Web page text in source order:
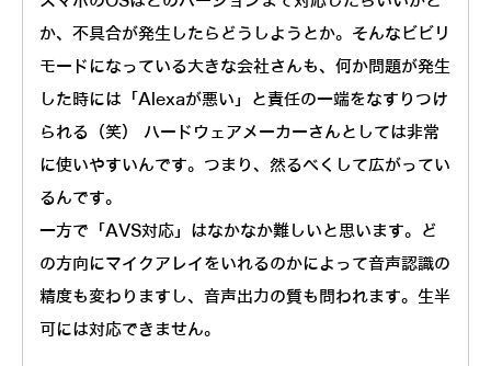
か、不具合が発生したらどうしようとか。そんなビビリ
モードになっている大きな会社さんも、何か問題が発生
した時には「Alexaが悪い」と責任の一端をなすりつけ
られる（笑） ハードウェアメーカーさんとしては非常
に使いやすいんです。つまり、然るべくして広がってい
るんです。
一方で「AVS対応」はなかなか難しいと思います。ど
の方向にマイクアレイをいれるのかによって音声認識の
精度も変わりますし、音声出力の質も問われます。生半
可には対応できません。